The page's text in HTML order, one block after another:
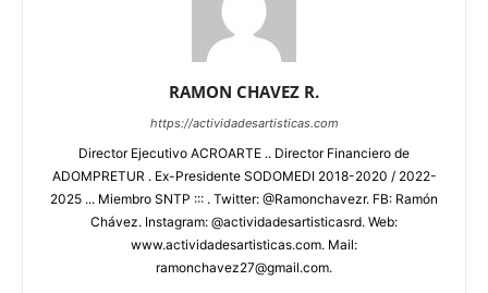
RAMON CHAVEZ R.
https://actividadesartisticas.com
Director Ejecutivo ACROARTE .. Director Financiero de
ADOMPRETUR . Ex-Presidente SODOMEDI 2018-2020 / 2022-
2025 ... Miembro SNTP ::: . Twitter: @Ramonchavezr. FB: Ramón
Chávez. Instagram: @actividadesartisticasrd. Web:
www.actividadesartisticas.com. Mail:
ramonchavez27@gmail.com.